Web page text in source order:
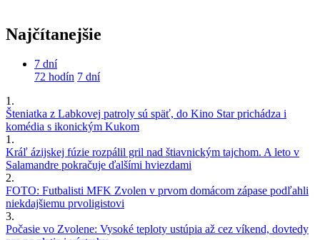
Najčítanejšie
7 dní
72 hodín 7 dní
1.
Šteniatka z Labkovej patroly sú späť, do Kino Star prichádza i
komédia s ikonickým Kukom
1.
Kráľ ázijskej fúzie rozpálil gril nad štiavnickým tajchom. A leto v
Salamandre pokračuje ďalšími hviezdami
2.
FOTO: Futbalisti MFK Zvolen v prvom domácom zápase podľahli
niekdajšiemu prvoligistovi
3.
Počasie vo Zvolene: Vysoké teploty ustúpia až cez víkend, dovtedy